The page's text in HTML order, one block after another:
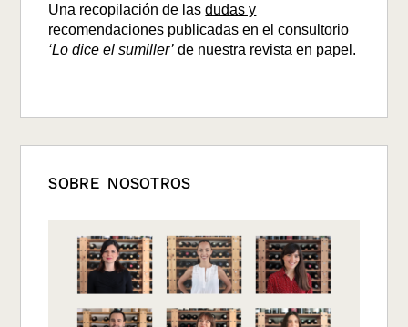
Una recopilación de lasdudas y
recomendaciones publicadas en el consultorio
‘Lo dice el sumiller’ de nuestra revista en papel.
SOBRE NOSOTROS